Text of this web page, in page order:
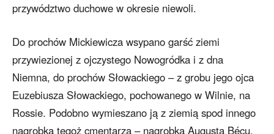
przywództwo duchowe w okresie niewoli.
Do prochów Mickiewicza wsypano garść ziemi
przywiezionej z ojczystego Nowogródka i z dna
Niemna, do prochów Słowackiego – z grobu jego ojca
Euzebiusza Słowackiego, pochowanego w Wilnie, na
Rossie. Podobno wymieszano ją z ziemią spod innego
nagrobka tegoż cmentarza – nagrobka Augusta Bécu,